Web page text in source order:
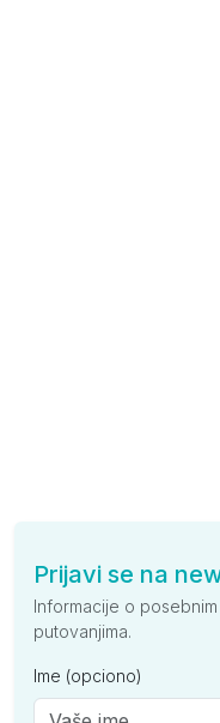
Prijavi se na
Informacije o
putovanjima.
Ime (opciono)